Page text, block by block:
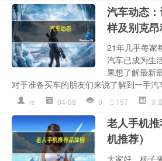
汽车动态
样及别克
21年几乎每家
汽车已成为生
果想了解最新
对于准备买车的朋友们来说了解到一手汽
rc 04-08 0 157 文
老人手机
机推荐）